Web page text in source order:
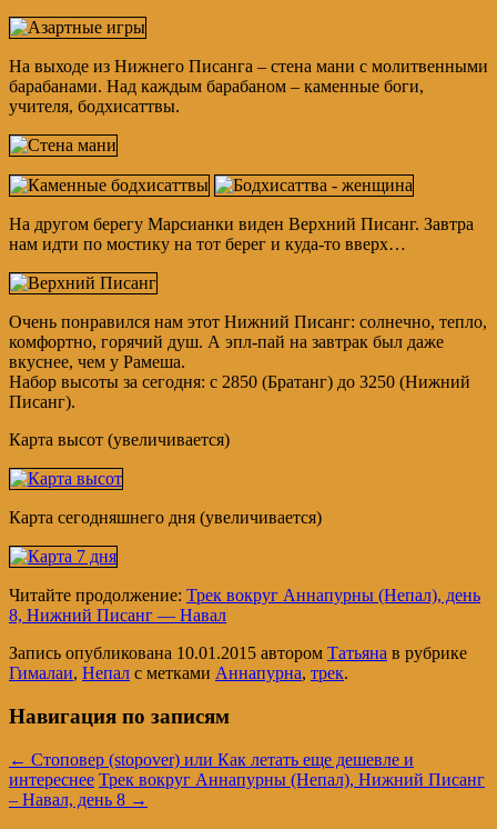
На выходе из Нижнего Писанга – стена мани с молитвенными
барабанами. Над каждым барабаном – каменные боги,
учителя, бодхисаттвы.
На другом берегу Марсианки виден Верхний Писанг. Завтра
нам идти по мостику на тот берег и куда-то вверх…
Очень понравился нам этот Нижний Писанг: солнечно, тепло,
комфортно, горячий душ. А эпл-пай на завтрак был даже
вкуснее, чем у Рамеша.
Набор высоты за сегодня: с 2850 (Братанг) до 3250 (Нижний
Писанг).
Карта высот (увеличивается)
Карта сегодняшнего дня (увеличивается)
Читайте продолжение: Трек вокруг Аннапурны (Непал), день
8, Нижний Писанг — Навал
Запись опубликована 10.01.2015 автором Татьяна в рубрике
Гималаи, Непал с метками Аннапурна, трек.
Навигация по записям
← Стоповер (stopover) или Как летать еще дешевле и
интереснее Трек вокруг Аннапурны (Непал), Нижний Писанг
– Навал, день 8 →